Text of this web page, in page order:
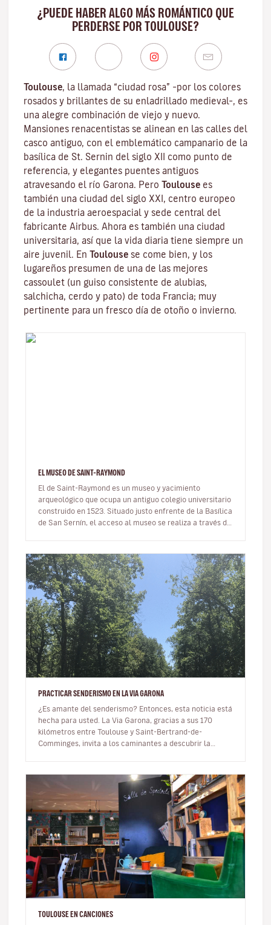
¿PUEDE HABER ALGO MÁS ROMÁNTICO QUE
PERDERSE POR TOULOUSE?
Toulouse, la llamada “ciudad rosa” –por los colores
rosados y brillantes de su enladrillado medieval–, es
una alegre combinación de viejo y nuevo.
Mansiones renacentistas se alinean en las calles del
casco antiguo, con el emblemático campanario de la
basílica de St. Sernin del siglo XII como punto de
referencia, y elegantes puentes antiguos
atravesando el río Garona. Pero Toulouse es
también una ciudad del siglo XXI, centro europeo
de la industria aeroespacial y sede central del
fabricante Airbus. Ahora es también una ciudad
universitaria, así que la vida diaria tiene siempre un
aire juvenil. En Toulouse se come bien, y los
lugareños presumen de una de las mejores
cassoulet (un guiso consistente de alubias,
salchicha, cerdo y pato) de toda Francia; muy
pertinente para un fresco día de otoño o invierno.
EL MUSEO DE SAINT-RAYMOND
El de Saint-Raymond es un museo y yacimiento
arqueológico que ocupa un antiguo colegio universitario
construido en 1523. Situado justo enfrente de la Basílica
de San Sernín, el acceso al museo se realiza a través de
PRACTICAR SENDERISMO EN LA VIA GARONA
¿Es amante del senderismo? Entonces, esta noticia está
hecha para usted. La Via Garona, gracias a sus 170
kilómetros entre Toulouse y Saint-Bertrand-de-
Comminges, invita a los caminantes a descubrir la
TOULOUSE EN CANCIONES